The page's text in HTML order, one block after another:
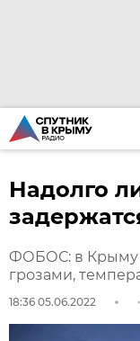
Надолго
ФОБОС: в Крыму
грозами,
18:36 05.06.2022